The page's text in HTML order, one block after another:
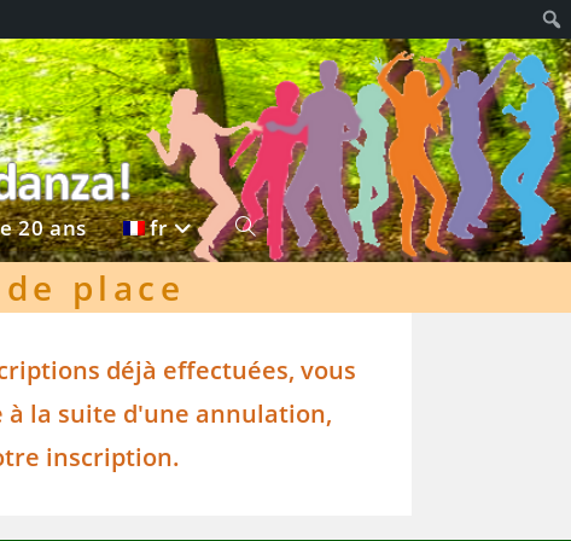
20 ans fr Toggle
place
déjà effectuées, vous
la suite d'une annulation,
inscription.